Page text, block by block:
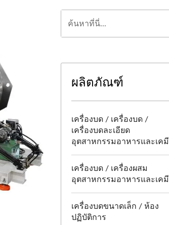
ผลิตภัณฑ์
เครื่องบด / เครื่องบด /
เครื่องบดละเอียด
อุตสาหกรรมอาหารและเคมี
เครื่องบด / เครื่องผสม
อุตสาหกรรมอาหารและเคมี
เครื่องบดขนาดเล็ก / ห้อง
ปฏิบัติการ